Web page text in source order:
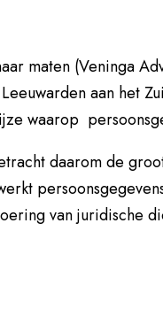
maten (Veninga
aan het
waarop
daarom de
van juridische